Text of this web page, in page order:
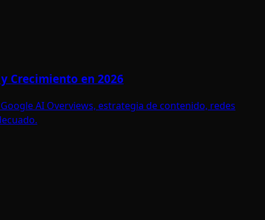
Crecimiento en 2026
AI Overviews, estrategia de contenido, redes